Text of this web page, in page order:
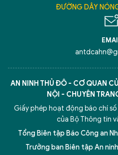
ĐƯỜNG DÂY
AN NINH THỦ ĐÔ - CƠ QUAN
NỘI - CHUYÊN
Giấy phép hoạt động báo chí số
của Bộ Thông tin
Tổng Biên tập Báo Công an
Trưởng ban Biên tập An